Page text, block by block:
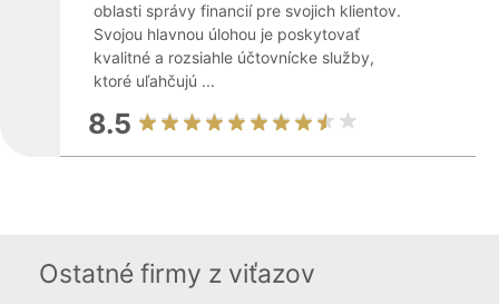
oblasti správy financií pre svojich klientov.
Svojou hlavnou úlohou je poskytovať
kvalitné a rozsiahle účtovnícke služby,
ktoré uľahčujú ...
8.5
Ostatné firmy z viťazov